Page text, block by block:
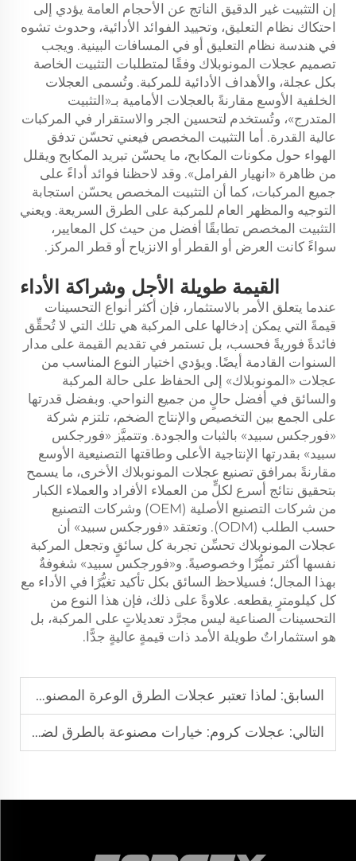
إن التثبيت غير الدقيق الناتج عن الأحجام العامة يؤدي إلى
احتكاك نظام التعليق، وتحييد الفوائد الأدائية، وحدوث تشوه
في هندسة نظام التعليق أو في المسافات البينية. ويجب
تصميم عجلات المونوبلاك وفقًا لمتطلبات التثبيت الخاصة
بكل عجلة، والأهداف الأدائية للمركبة. وتُسمى العجلات
الخلفية الأوسع مقارنةً بالعجلات الأمامية بـ«التثبيت
المتدرج»، وتُستخدم لتحسين الجر والاستقرار في المركبات
عالية القدرة. أما التثبيت المخصص فيعني تحسّن تدفق
الهواء حول مكونات المكابح، ما يحسّن تبريد المكابح ويقلل
من ظاهرة «انهيار الفرامل». وقد لاحظنا فوائد أداءً على
جميع المركبات، كما أن التثبيت المخصص يحسّن استجابة
التوجيه والمظهر العام للمركبة على الطرق السريعة. ويعني
التثبيت المخصص تطابقًا أفضل من حيث كل المعايير،
سواءً كانت العرض أو القطر أو الانزياح أو قطر المركز.
القيمة طويلة الأجل وشراكة الأداء
عندما يتعلق الأمر بالاستثمار، فإن أكثر أنواع التحسينات
قيمةً التي يمكن إدخالها على المركبة هي تلك التي لا تُحقِّق
فائدةً فوريةً فحسب، بل تستمر في تقديم القيمة على مدار
السنوات القادمة أيضًا. ويؤدي اختيار النوع المناسب من
عجلات «المونوبلاك» إلى الحفاظ على حالة المركبة
والسائق في أفضل حالٍ من جميع النواحي. وبفضل قدرتها
على الجمع بين التخصيص والإنتاج الضخم، تلتزم شركة
«فورجكس سبيد» بالثبات والجودة. وتتميَّز «فورجكس
سبيد» بقدرتها الإنتاجية الأعلى وطاقتها التصنيعية الأوسع
مقارنةً بمرافق تصنيع عجلات المونوبلاك الأخرى، ما يسمح
بتحقيق نتائج أسرع لكلٍّ من العملاء الأفراد والعملاء الكبار
من شركات التصنيع الأصلية (OEM) وشركات التصنيع
حسب الطلب (ODM). وتعتقد «فورجكس سبيد» أن
عجلات المونوبلاك تحسِّن تجربة كل سائقٍ وتجعل المركبة
نفسها أكثر تميُّزًا وخصوصيةً. و«فورجكس سبيد» شغوفةٌ
بهذا المجال؛ فسيلاحظ السائق بكل تأكيد تغيُّرًا في الأداء مع
كل كيلومترٍ يقطعه. علاوةً على ذلك، فإن هذا النوع من
التحسينات الصناعية ليس مجرَّد تعديلاتٍ على المركبة، بل
هو استثماراتٌ طويلة الأمد ذات قيمةٍ عاليةٍ جدًّا.
السابق: لماذا تعتبر عجلات الطرق الوعرة المصنوعة بالطرق المطروقة ضرورية للمغامرات على الطرق الوعرة؟
التالي: عجلات كروم: خيارات مصنوعة بالطرق لضمان المتانة والأناقة